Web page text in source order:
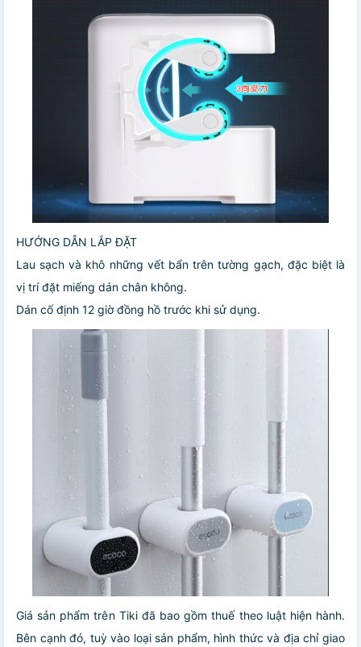
HƯỚNG DẪN LẮP ĐẶT
Lau sạch và khô những vết bẩn trên tường gạch, đặc biệt là
vị trí đặt miếng dán chân không.
Dán cố định 12 giờ đồng hồ trước khi sử dụng.
Giá sản phẩm trên Tiki đã bao gồm thuế theo luật hiện hành.
Bên cạnh đó, tuỳ vào loại sản phẩm, hình thức và địa chỉ giao